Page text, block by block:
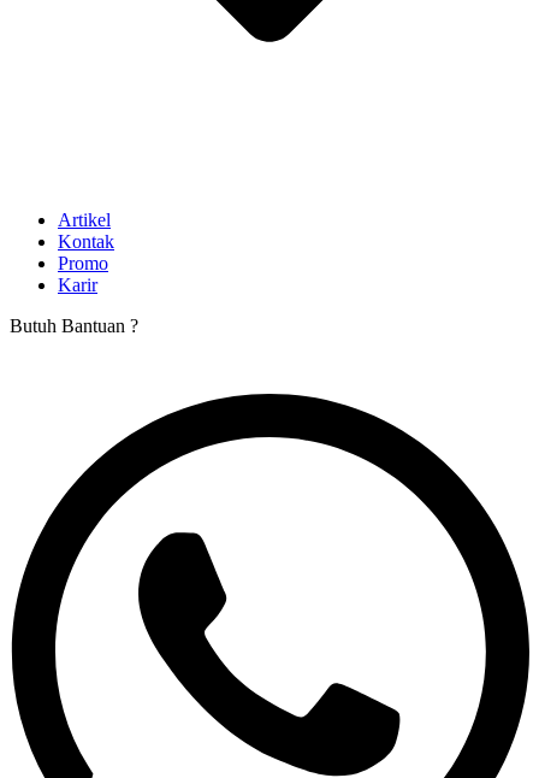
Artikel
Kontak
Promo
Karir
Butuh Bantuan ?